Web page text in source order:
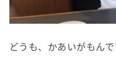
どうも、かあいがもんで